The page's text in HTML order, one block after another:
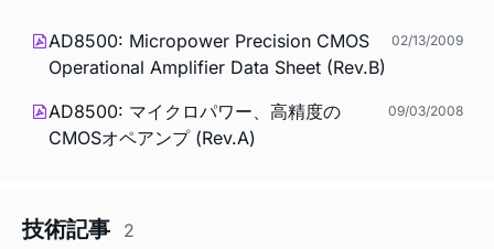
AD8500: Micropower Precision CMOS
Operational Amplifier Data Sheet (Rev.B)
02/13/2009
AD8500: マイクロパワー、高精度の
CMOSオペアンプ (Rev.A)
09/03/2008
技術記事 2